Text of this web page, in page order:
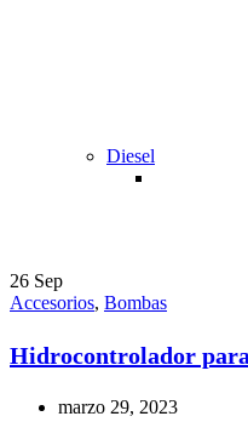
Diesel
26 Sep
Accesorios, Bombas
Hidrocontrolador
marzo 29, 2023